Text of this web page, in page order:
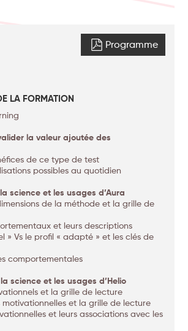
Programme
LA FORMATION
la valeur ajoutée des
de ce type de test
possibles au quotidien
science et les usages d’Aura
de la méthode et la grille de
et leurs descriptions
» Vs le profil « adapté » et les clés de
comportementales
science et les usages d’Helio
et la grille de lecture
motivationnelles et la grille de lecture
et leurs associations avec les